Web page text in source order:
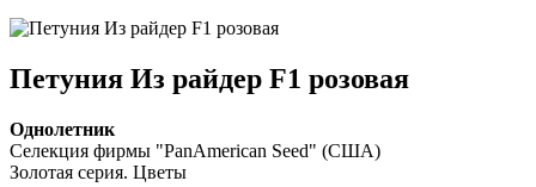
Петуния Из райдер F1 розовая
Однолетник
Селекция фирмы "PanAmerican Seed" (США)
Золотая серия. Цветы